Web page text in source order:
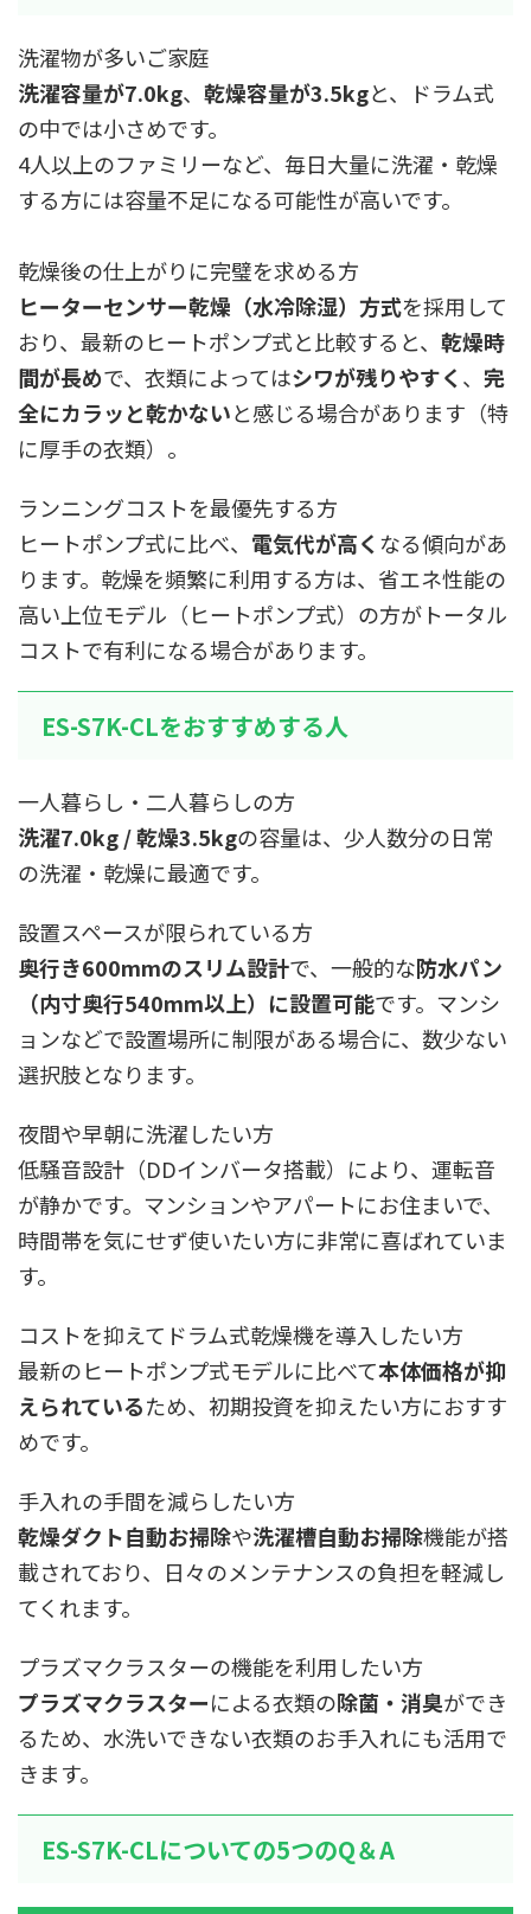
洗濯物が多いご家庭
洗濯容量が7.0kg、 乾燥容量が3.5kgと、ドラム式
の中では小さめです。
4人以上のファミリーなど、毎日大量に洗濯・乾燥
する方には容量不足になる可能性が高いです。
乾燥後の仕上がりに完璧を求める方
ヒーターセンサー乾燥（水冷除湿）方式を採用して
おり、最新のヒートポンプ式と比較すると、 乾燥時
間が長めで、衣類によってはシワが残りやすく 、 完
全にカラッと乾かないと感じる場合があります（特
に厚手の衣類）。
ランニングコストを最優先する方
ヒートポンプ式に比べ、 電気代が高く なる傾向があ
ります。乾燥を頻繁に利用する方は、省エネ性能の
高い上位モデル（ヒートポンプ式）の方がトータル
コストで有利になる場合があります。
ES-S7K-CLをおすすめする人
一人暮らし・二人暮らしの方
洗濯7.0kg / 乾燥3.5kgの容量は、少人数分の日常
の洗濯・乾燥に最適です。
設置スペースが限られている方
奥行き600mmのスリム設計で、一般的な防水パン
（内寸奥行540mm以上）に設置可能です。マンシ
ョンなどで設置場所に制限がある場合に、数少ない
選択肢となります。
夜間や早朝に洗濯したい方
低騒音設計（DDインバータ搭載）により、運転音
が静かです。マンションやアパートにお住まいで、
時間帯を気にせず使いたい方に非常に喜ばれていま
す。
コストを抑えてドラム式乾燥機を導入したい方
最新のヒートポンプ式モデルに比べて本体価格が抑
えられているため、初期投資を抑えたい方におすす
めです。
手入れの手間を減らしたい方
乾燥ダクト自動お掃除や洗濯槽自動お掃除機能が搭
載されており、日々のメンテナンスの負担を軽減し
てくれます。
プラズマクラスターの機能を利用したい方
プラズマクラスターによる衣類の除菌・消臭ができ
るため、水洗いできない衣類のお手入れにも活用で
きます。
ES-S7K-CLについての5つのQ＆A